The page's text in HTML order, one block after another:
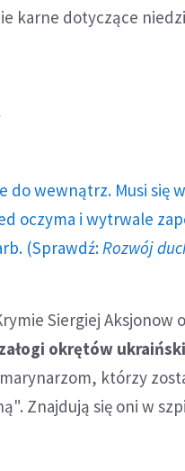
karne dotyczące
do wewnątrz. Musi się
oczyma i wytrwale
(Sprawdź: Rozwój
Siergiej Aksjonow
okrętów
którzy
Znajdują się oni w